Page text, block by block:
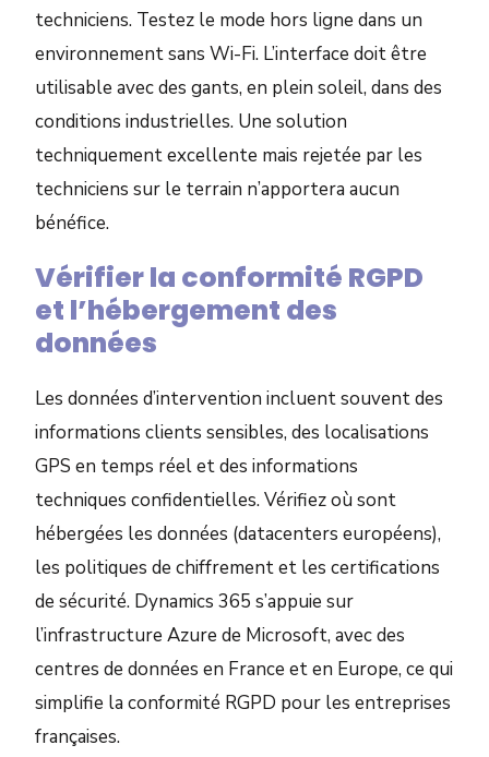
techniciens. Testez le mode hors ligne dans un
environnement sans Wi-Fi. L’interface doit être
utilisable avec des gants, en plein soleil, dans des
conditions industrielles. Une solution
techniquement excellente mais rejetée par les
techniciens sur le terrain n’apportera aucun
bénéfice.
Vérifier la conformité RGPD
et l’hébergement des
données
Les données d’intervention incluent souvent des
informations clients sensibles, des localisations
GPS en temps réel et des informations
techniques confidentielles. Vérifiez où sont
hébergées les données (datacenters européens),
les politiques de chiffrement et les certifications
de sécurité. Dynamics 365 s’appuie sur
l’infrastructure Azure de Microsoft, avec des
centres de données en France et en Europe, ce qui
simplifie la conformité RGPD pour les entreprises
françaises.